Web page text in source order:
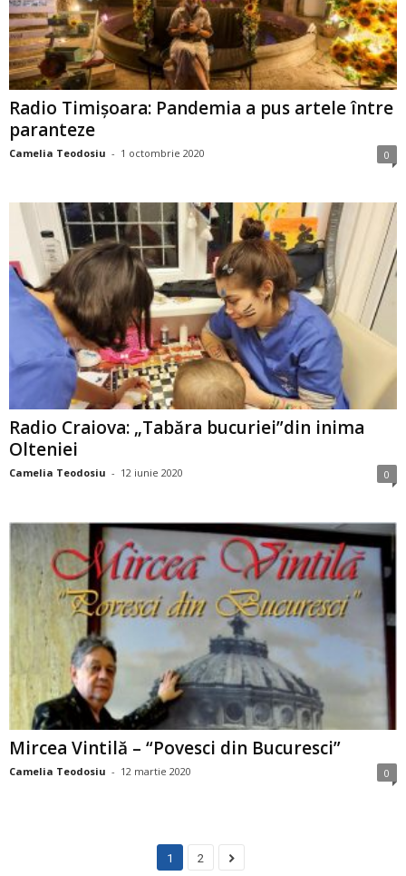
Radio Timişoara: Pandemia a pus artele între
paranteze
Camelia Teodosiu - 1 octombrie 2020 0
Radio Craiova: „Tabăra bucuriei”din inima
Olteniei
Camelia Teodosiu - 12 iunie 2020 0
Mircea Vintilă – “Povesci din Bucuresci”
Camelia Teodosiu - 12 martie 2020 0
1 2